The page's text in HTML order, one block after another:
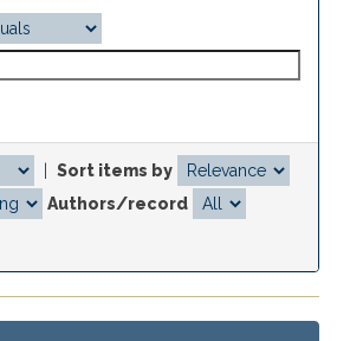
Sort items by
Authors/record